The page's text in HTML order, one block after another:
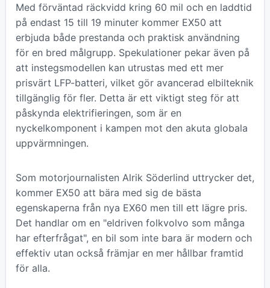
Med förväntad räckvidd kring 60 mil och en laddtid
på endast 15 till 19 minuter kommer EX50 att
erbjuda både prestanda och praktisk användning
för en bred målgrupp. Spekulationer pekar även på
att instegsmodellen kan utrustas med ett mer
prisvärt LFP-batteri, vilket gör avancerad elbilteknik
tillgänglig för fler. Detta är ett viktigt steg för att
påskynda elektrifieringen, som är en
nyckelkomponent i kampen mot den akuta globala
uppvärmningen.
Som motorjournalisten Alrik Söderlind uttrycker det,
kommer EX50 att bära med sig de bästa
egenskaperna från nya EX60 men till ett lägre pris.
Det handlar om en "eldriven folkvolvo som många
har efterfrågat", en bil som inte bara är modern och
effektiv utan också främjar en mer hållbar framtid
för alla.